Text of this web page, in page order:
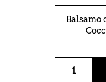
Balsamo